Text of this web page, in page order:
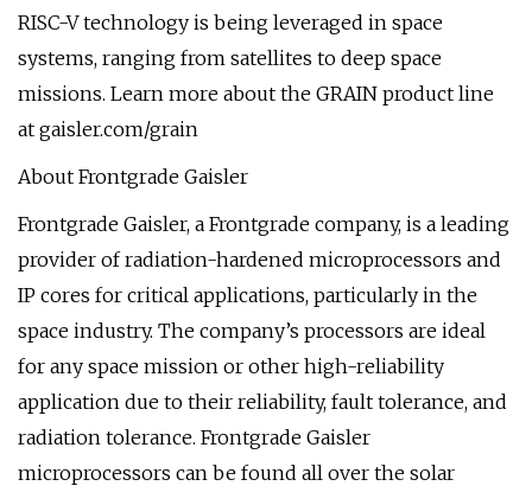
RISC-V technology is being leveraged in space
systems, ranging from satellites to deep space
missions. Learn more about the GRAIN product line
at gaisler.com/grain
About Frontgrade Gaisler
Frontgrade Gaisler, a Frontgrade company, is a leading
provider of radiation-hardened microprocessors and
IP cores for critical applications, particularly in the
space industry. The company’s processors are ideal
for any space mission or other high-reliability
application due to their reliability, fault tolerance, and
radiation tolerance. Frontgrade Gaisler
microprocessors can be found all over the solar